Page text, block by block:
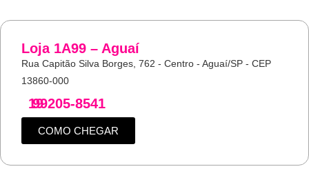
Loja 1A99 – Aguaí
Rua Capitão Silva Borges, 762 - Centro - Aguaí/SP - CEP
13860-000
19
99205-8541
COMO CHEGAR